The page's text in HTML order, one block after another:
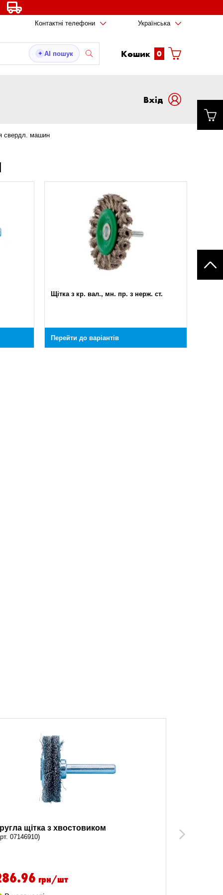
Контактні телефони Українська
✦ AI пошук Кошик 0
Вxід
свердл. машин
Щітка з кр. вал., мн. пр. з нерж. ст.
Перейти до варіантів
щітка з хвостовиком
07146910)
грн/шт
(арт.
Next